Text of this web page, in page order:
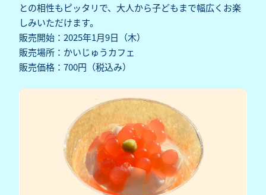
との相性もピッタリで、大人から子どもまで幅広くお楽
しみいただけます。
販売開始：2025年1月9日（木）
販売場所：かいじゅうカフェ
販売価格：700円（税込み）